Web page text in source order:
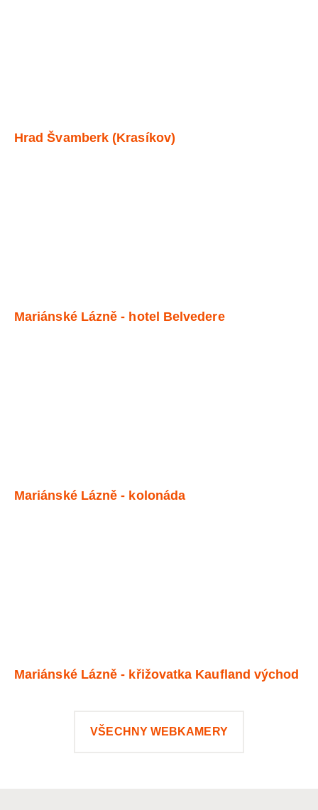
Hrad Švamberk (Krasíkov)
Mariánské Lázně - hotel Belvedere
Mariánské Lázně - kolonáda
Mariánské Lázně - křižovatka Kaufland východ
VŠECHNY WEBKAMERY